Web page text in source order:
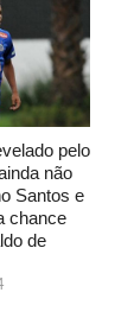
pelo
não
Santos e
chance
de